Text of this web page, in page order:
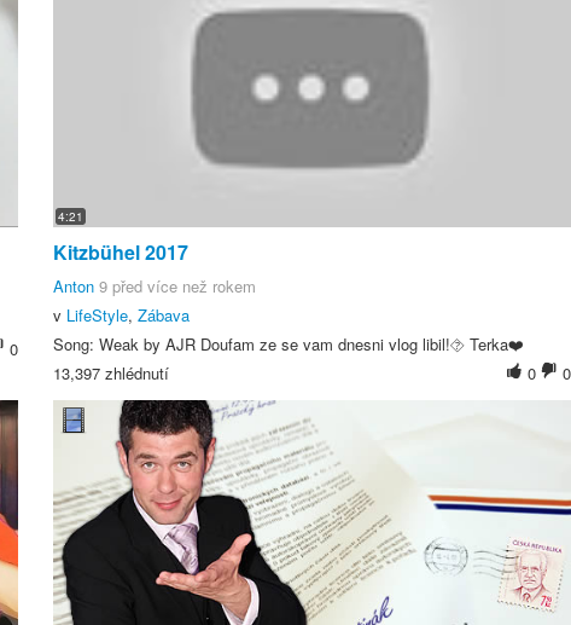
0
4:21
Kitzbühel 2017
Anton 9 před více než rokem
v LifeStyle,Zábava
Song: Weak by AJR Doufam ze se vam dnesni vlog libil!⯑ Terka❤️
0
0
13,397 zhlédnutí